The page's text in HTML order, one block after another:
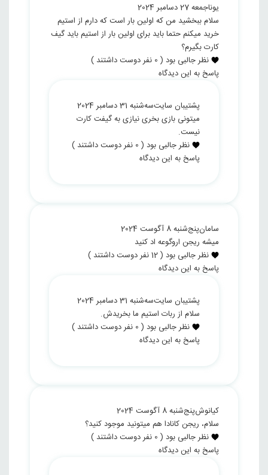
یوناجمعه 27 دسامبر 2024
سلام ببخشید من که اولین بار است که دارم از استیم
خرید میکنم حتما باید برای اولین بار از استیم باید گیف
کارت بگیرم؟
نظر جالبی بود (
0 نفر دوست داشتند )
پاسخ به این دیدگاه
پشتیبان سایتسه‌شنبه 31 دسامبر 2024
میتونی بازی بخری نیازی به گیفت کارت
نیست.
نظر جالبی بود (
0 نفر دوست داشتند )
پاسخ به این دیدگاه
سامانپنج‌شنبه 8 آگوست 2024
میشه ریجن اروگوعه اد کنید
نظر جالبی بود (
12نفر دوست داشتند )
پاسخ به این دیدگاه
پشتیبان سایتسه‌شنبه 31 دسامبر 2024
سلام از ربات استیم ما بخریدش.
نظر جالبی بود (
0 نفر دوست داشتند )
پاسخ به این دیدگاه
کیانوشپنج‌شنبه 8 آگوست 2024
سلام، ریجن کانادا هم میتونید موجود کنید؟
نظر جالبی بود (
0 نفر دوست داشتند )
پاسخ به این دیدگاه